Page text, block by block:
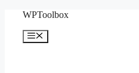
springen
WPToolbox
Menü